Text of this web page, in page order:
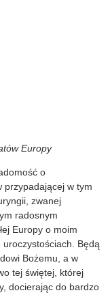
Europy
o
przypadającej w tym
zwanej
radosnym
Europy o moim
Będą
Bożemu, a w
tej świętej, której
docierając do bardzo